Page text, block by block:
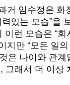
거 임수정은
있는 모습”을
런 모습은 “
만 “모든 일
나이와 관
래서 더 이